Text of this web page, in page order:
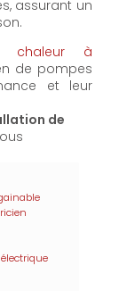
assurant un
chaleur à
de pompes
et leur
de